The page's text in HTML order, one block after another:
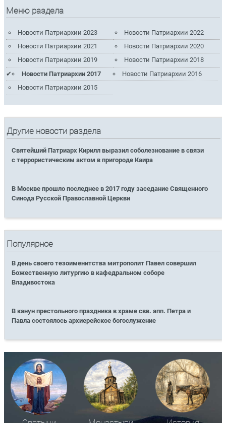
Меню раздела
Новости Патриархии 2023
Новости Патриархии 2022
Новости Патриархии 2021
Новости Патриархии 2020
Новости Патриархии 2019
Новости Патриархии 2018
Новости Патриархии 2017
Новости Патриархии 2016
Новости Патриархии 2015
Другие новости раздела
Святейший Патриарх Кирилл выразил соболезнование в связи
с террористическим актом в пригороде Каира
В Москве прошло последнее в 2017 году заседание Священного
Синода Русской Православной Церкви
Популярное
В день своего тезоименитства митрополит Павел совершил
Божественную литургию в кафедральном соборе
Владивостока
В канун престольного праздника в храме свв. апп. Петра и
Павла состоялось архиерейское богослужение